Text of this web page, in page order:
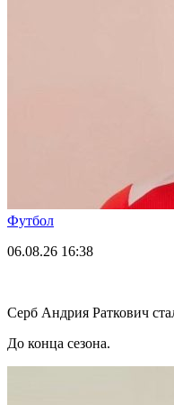
Футбол
06.08.26 16:38
Серб Андрия Раткович
До конца сезона.